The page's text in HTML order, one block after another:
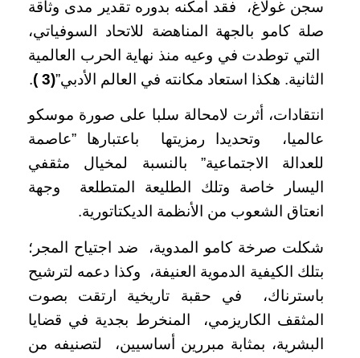
سجن غولاغ، فقد أمكنه بدوره تقدير مدى وثاقة
صلة كامو بالجهة المناهضة للاتحاد السوفياتي،
التي توطدت في وعيه منذ نهاية الحرب العالمية
الثانية. هكذا استعاد مكانته في العالم الأدبي”(
3
)
.
انتقادات، أثرت لامحالة سلبا على صورة موسكو
عالميا، وتحديدا رمزيتها باعتبارها ”عاصمة
للعدالة الاجتماعية” بالنسبة لمخيال مثقفي
اليسار خاصة وتلك الطليعة المتطلعة وجهة
انعتاق الشعوب من الأنظمة الديكتاتورية.
شكلت صرخة كامو المدوية، ضد اجتياح المجر؛
بتلك الكيفية الدموية العنيفة، وكذا دعمه لترشيح
باسترناك، في حقبة تاريخية ارتقت بصوت
المثقف الكاريزمي، المنخرط بجدية في قضايا
البشرية، بمثابة مبررين أساسيين، لتصنيفه من